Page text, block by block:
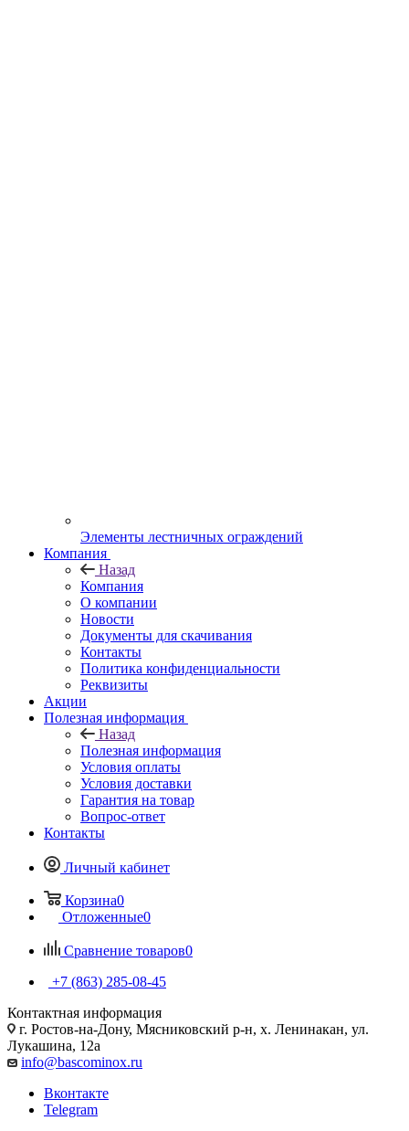
Элементы лестничных ограждений
Компания
Назад
Компания
О компании
Новости
Документы для скачивания
Контакты
Политика конфиденциальности
Реквизиты
Акции
Полезная информация
Назад
Полезная информация
Условия оплаты
Условия доставки
Гарантия на товар
Вопрос-ответ
Контакты
Личный кабинет
Корзина0
Отложенные0
Сравнение товаров0
+7 (863) 285-08-45
Контактная информация
г. Ростов-на-Дону, Мясниковский р-н, х. Ленинакан, ул.
Лукашина, 12а
info@bascominox.ru
Вконтакте
Telegram